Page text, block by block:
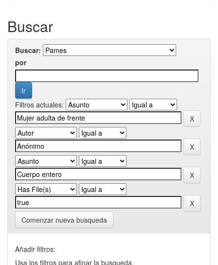
Buscar
Buscar:
por
Filtros actuales:
Comenzar nueva busqueda
Añadir filtros:
Usa los filtros para afinar la busqueda.